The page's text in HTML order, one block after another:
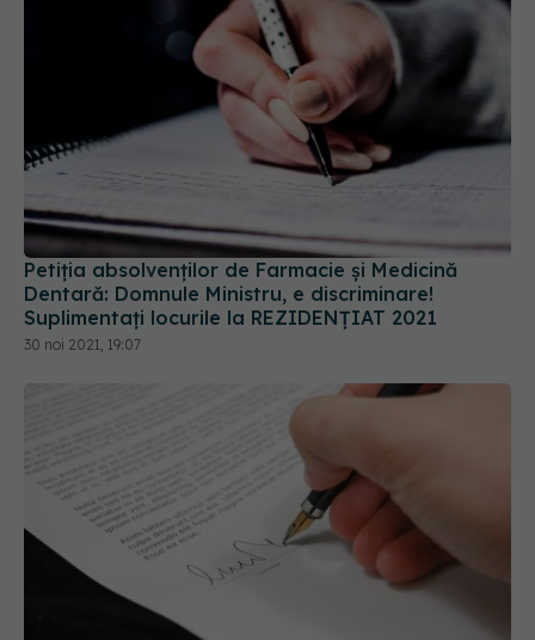
Petiția absolvenților de Farmacie și Medicină
Dentară: Domnule Ministru, e discriminare!
Suplimentați locurile la REZIDENȚIAT 2021
30 noi 2021, 19:07